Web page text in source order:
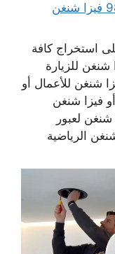
مكتب استخراج فيزا شنغن 98951133 فيزا شنغن
استخراج كافة
للزيارة
شنغن للأعمال أو
فيزا شنغن
شنغن لعبور
الرياضية